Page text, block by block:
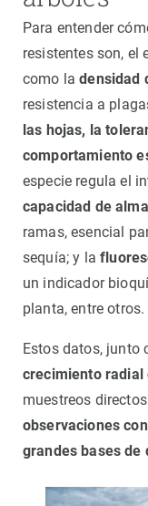
Para entender
resistentes son, el
como ladensidad
resistencia a
las hojas, la
comportamiento
especie regula el
capacidad de
ramas, esencial
sequía; y la
un indicador
planta, entre otros.
Estos datos, junto
crecimiento radial
muestreos
observaciones
grandes bases de